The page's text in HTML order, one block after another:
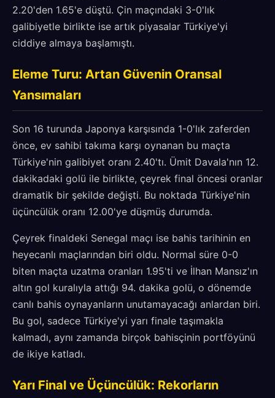
2.20'den 1.65'e düştü. Çin maçındaki 3-0'lık
galibiyetle birlikte ise artık piyasalar Türkiye'yi
ciddiye almaya başlamıştı.
Eleme Turu: Artan Güvenin Oransal
Yansımaları
Son 16 turunda Japonya karşısında 1-0'lık zaferden
önce, ev sahibi takıma karşı oynanan bu maçta
Türkiye'nin galibiyet oranı 2.40'tı. Ümit Davala'nın 12.
dakikadaki golü ile birlikte, çeyrek final öncesi oranlar
dramatik bir şekilde değişti. Bu noktada Türkiye'nin
üçüncülük oranı 12.00'ye düşmüş durumda.
Çeyrek finaldeki Senegal maçı ise bahis tarihinin en
heyecanlı maçlarından biri oldu. Normal süre 0-0
biten maçta uzatma oranları 1.95'ti ve İlhan Mansız'ın
altın gol kuralıyla attığı 94. dakika golü, o dönemde
canlı bahis oynayanların unutamayacağı anlardan biri.
Bu gol, sadece Türkiye'yi yarı finale taşımakla
kalmadı, aynı zamanda birçok bahisçinin portföyünü
de ikiye katladı.
Yarı Final ve Üçüncülük: Rekorların